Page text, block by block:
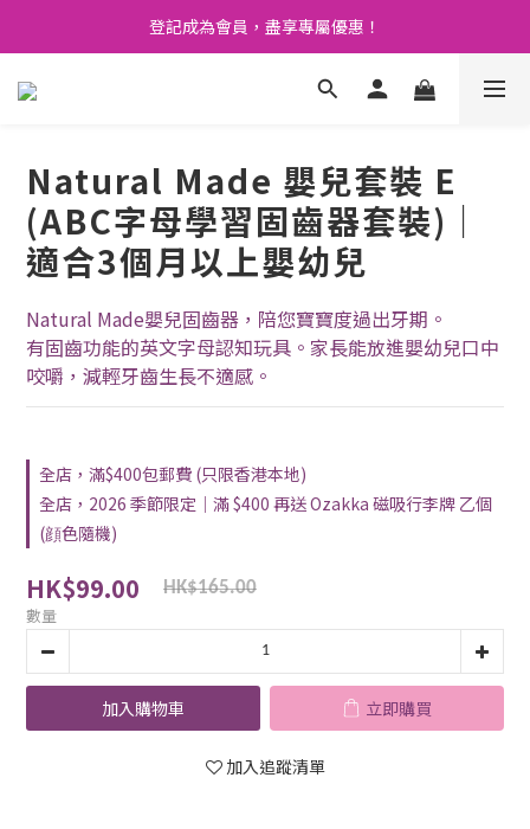
🚛 購物滿 $400 免運費🤩
登記成為會員，盡享專屬優惠！
💬 開心 share 產品既評價 即賺 $3 購物金！💰
Natural Made 嬰兒套裝 E
(ABC字母學習固齒器套裝)｜
適合3個月以上嬰幼兒
Natural Made嬰兒固齒器，陪您寶寶度過出牙期。
有固齒功能的英文字母認知玩具。家長能放進嬰幼兒口中
咬嚼，減輕牙齒生長不適感。
全店，滿$400包郵費 (只限香港本地)
全店，2026 季節限定｜滿 $400 再送 Ozakka 磁吸行李牌 乙個
(顔色隨機)
HK$99.00 HK$165.00
數量
加入購物車 立即購買
加入追蹤清單